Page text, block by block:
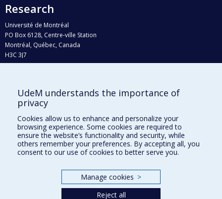
Research
Université de Montréal
PO Box 6128, Centre-ville Station
Montréal, Québec, Canada
H3C 3J7
Who does what?
Find us
Site map
Accessibility
UdeM understands the importance of
privacy
Cookies allow us to enhance and personalize your
browsing experience. Some cookies are required to
ensure the website’s functionality and security, while
others remember your preferences. By accepting all, you
consent to our use of cookies to better serve you.
Manage cookies >
Reject all